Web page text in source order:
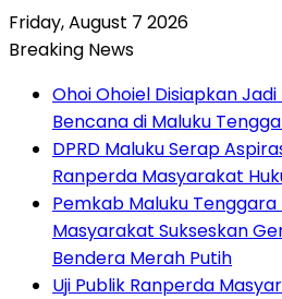
Friday, August 7 2026
Breaking News
Ohoi Ohoiel Disiapkan
Bencana di Maluku
DPRD Maluku Serap
Ranperda Masyarakat
Pemkab Maluku
Masyarakat Sukseskan
Bendera Merah Putih
Uji Publik Ranperda